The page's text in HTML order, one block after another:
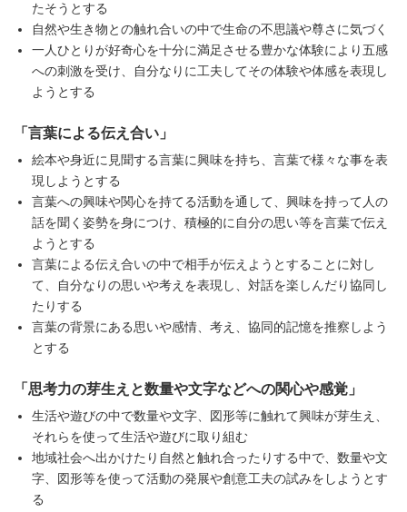
たそうとする
自然や生き物との触れ合いの中で生命の不思議や尊さに気づく
一人ひとりが好奇心を十分に満足させる豊かな体験により五感
への刺激を受け、自分なりに工夫してその体験や体感を表現し
ようとする
「言葉による伝え合い」
絵本や身近に見聞する言葉に興味を持ち、言葉で様々な事を表
現しようとする
言葉への興味や関心を持てる活動を通して、興味を持って人の
話を聞く姿勢を身につけ、積極的に自分の思い等を言葉で伝え
ようとする
言葉による伝え合いの中で相手が伝えようとすることに対し
て、自分なりの思いや考えを表現し、対話を楽しんだり協同し
たりする
言葉の背景にある思いや感情、考え、協同的記憶を推察しよう
とする
「思考力の芽生えと数量や文字などへの関心や感覚」
生活や遊びの中で数量や文字、図形等に触れて興味が芽生え、
それらを使って生活や遊びに取り組む
地域社会へ出かけたり自然と触れ合ったりする中で、数量や文
字、図形等を使って活動の発展や創意工夫の試みをしようとす
る